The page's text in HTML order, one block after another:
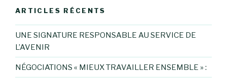
ARTICLES RÉCENTS
UNE SIGNATURE RESPONSABLE AU SERVICE DE
L’AVENIR
NÉGOCIATIONS « MIEUX TRAVAILLER ENSEMBLE » :